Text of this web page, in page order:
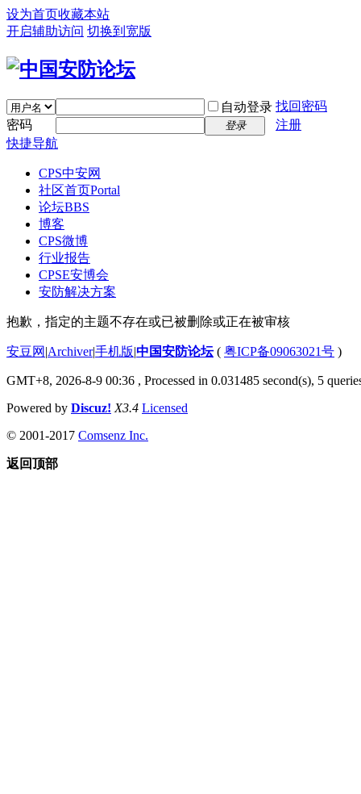
设为首页收藏本站
开启辅助访问 切换到宽版
自动登录 找回密码
密码
登录
注册
快捷导航
CPS中安网
社区首页Portal
论坛BBS
博客
CPS微博
行业报告
CPSE安博会
安防解决方案
抱歉，指定的主题不存在或已被删除或正在被审核
安豆网 |Archiver|手机版|中国安防论坛( 粤ICP备09063021号 )
GMT+8, 2026-8-9 00:36 , Processed in 0.031485 second(s), 5
Powered by Discuz! X3.4 Licensed
© 2001-2017 Comsenz Inc.
返回顶部